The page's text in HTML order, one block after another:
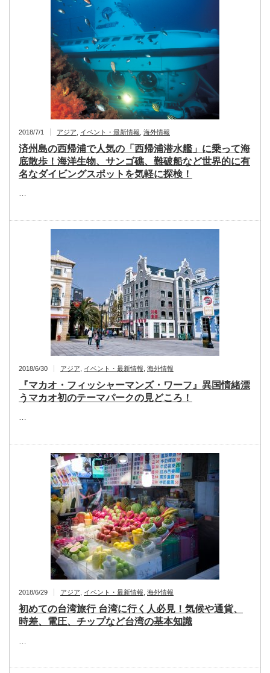
2018/7/1 アジア イベント・最新情報 海外情報
済州島の西帰浦で人気の「西帰浦潜水艦」に乗って海
底散歩！海洋生物、サンゴ礁、難破船など世界的に有
名なダイビングスポットを気軽に探検！
2018/6/30 アジア イベント・最新情報 海外情報
『マカオ・フィッシャーマンズ・ワーフ』異国情緒漂
うマカオ初のテーマパークの見どころ！
2018/6/29 アジア イベント・最新情報 海外情報
初めての台湾旅行 台湾に行く人必見！気候や通貨、
時差、電圧、チップなど台湾の基本知識